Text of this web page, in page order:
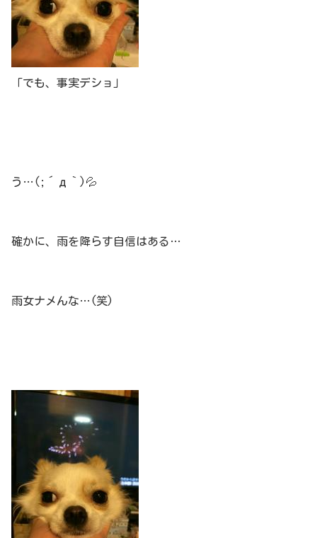
「でも、事実デショ」
う…(;´д｀)💦
確かに、雨を降らす自信はある…
雨女ナメんな…(笑)